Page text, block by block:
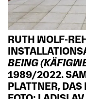
RUTH WOLF-
BEING
1989/2022.
PLATTNER,